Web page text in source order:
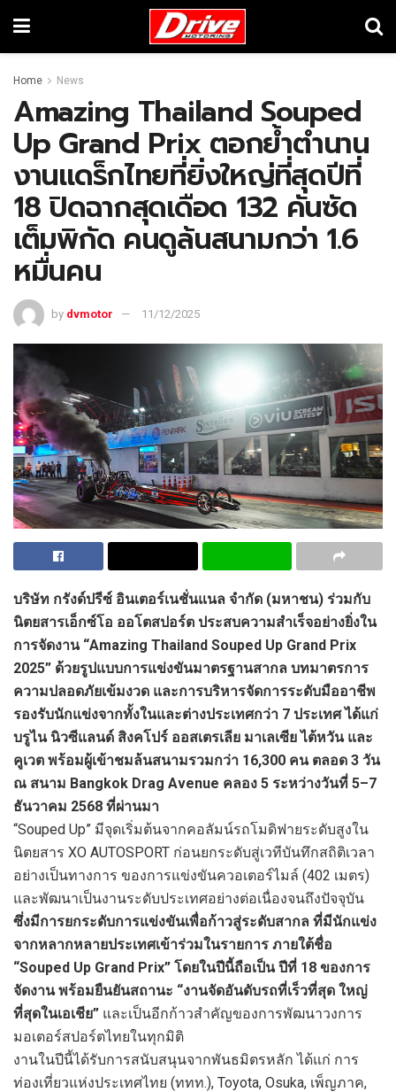
Home News
Amazing Thailand Souped
Up Grand Prix ตอกย้ำตำนาน
งานแดร็กไทยที่ยิ่งใหญ่ที่สุดปีที่
18 ปิดฉากสุดเดือด 132 คันซัด
เต็มพิกัด คนดูล้นสนามกว่า 1.6
หมื่นคน
by dvmotor 11/12/2025
บริษัท กรังด์ปรีซ์ อินเตอร์เนชั่นแนล จำกัด (มหาชน) ร่วมกับ
นิตยสารเอ็กซ์โอ ออโตสปอร์ต ประสบความสำเร็จอย่างยิ่งใน
การจัดงาน “Amazing Thailand Souped Up Grand Prix
2025” ด้วยรูปแบบการแข่งขันมาตรฐานสากล บทมาตรการ
ความปลอดภัยเข้มงวด และการบริหารจัดการระดับมืออาชีพ
รองรับนักแข่งจากทั้งในและต่างประเทศกว่า 7 ประเทศ ได้แก่
บรูไน นิวซีแลนด์ สิงคโปร์ ออสเตรเลีย มาเลเซีย ไต้หวัน และ
คูเวต พร้อมผู้เข้าชมล้นสนามรวมกว่า 16,300 คน ตลอด 3 วัน
ณ สนาม Bangkok Drag Avenue คลอง 5 ระหว่างวันที่ 5–7
ธันวาคม 2568 ที่ผ่านมา
“Souped Up” มีจุดเริ่มต้นจากคอลัมน์รถโมดิฟายระดับสูงใน
นิตยสาร XO AUTOSPORT ก่อนยกระดับสู่เวทีบันทึกสถิติเวลา
อย่างเป็นทางการ ของการแข่งขันควอเตอร์ไมล์ (402 เมตร)
และพัฒนาเป็นงานระดับประเทศอย่างต่อเนื่องจนถึงปัจจุบัน
ซึ่งมีการยกระดับการแข่งขันเพื่อก้าวสู่ระดับสากล ที่มีนักแข่ง
จากหลากหลายประเทศเข้าร่วมในรายการ ภายใต้ชื่อ
“Souped Up Grand Prix” โดยในปีนี้ถือเป็น ปีที่ 18 ของการ
จัดงาน พร้อมยืนยันสถานะ “งานจัดอันดับรถที่เร็วที่สุด ใหญ่
ที่สุดในเอเชีย” และเป็นอีกก้าวสำคัญของการพัฒนาวงการ
มอเตอร์สปอร์ตไทยในทุกมิติ
งานในปีนี้ได้รับการสนับสนุนจากพันธมิตรหลัก ได้แก่ การ
ท่องเที่ยวแห่งประเทศไทย (ททท.), Toyota, Osuka, เพ็ญภาค,